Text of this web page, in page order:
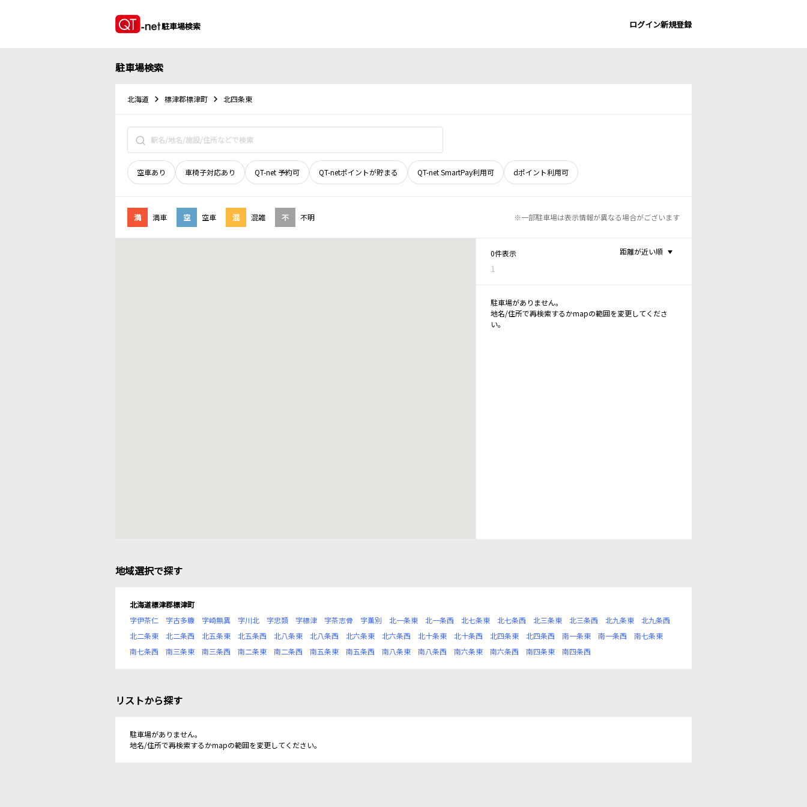
駐車場検索 ログイン新規登録
駐車場検索
北海道 標津郡標津町 北四条東
空車あり 車椅子対応あり QT-net 予約可 QT-netポイントが貯まる QT-net SmartPay利用可 dポイント利用可
満 満車 空 空車 混 混雑 不 不明 ※一部駐車場は表示情報が異なる場合がございます
0件表示
1
距離が近い順
駐車場がありません。
地名/住所で再検索するかmapの範囲を変更してくださ
い。
地域選択で探す
北海道標津郡標津町
字伊茶仁
字古多糠 字崎無異 字川北 字忠類 字標津 字茶志骨 字薫別 北一条東 北一条西 北七条東 北七条西 北三条東 北三条西 北九条東
北九条西
北二条東
北二条西 北五条東 北五条西 北八条東 北八条西 北六条東 北六条西 北十条東 北十条西 北四条東 北四条西 南一条東 南一条西
南七条東
南七条西
南三条東 南三条西 南二条東 南二条西 南五条東 南五条西 南八条東 南八条西 南六条東 南六条西 南四条東 南四条西
リストから探す
駐車場がありません。
地名/住所で再検索するかmapの範囲を変更してください。